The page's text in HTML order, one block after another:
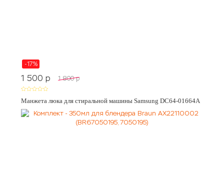
-17%
1 500 p 1 800 p
Манжета люка для стиральной машины Samsung DC64-01664A